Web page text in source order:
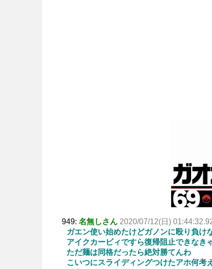
949: 名無しさん 2020/07/12(日)
ガエン使い始めたけどガノンに殴り負け
アイクカービィですら復帰阻止できなき
ただ麺は同格だったら絶対勝てんわ
こいつにスライディングつけたアホ何考